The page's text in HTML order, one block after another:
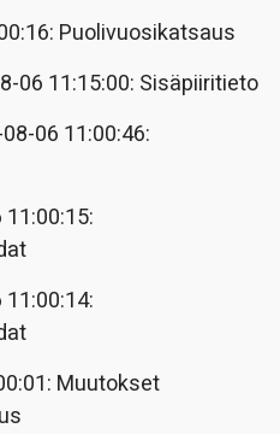
Puolivuosikatsaus
06 11:15:00: Sisäpiiritieto
06 11:00:46:
Muutokset